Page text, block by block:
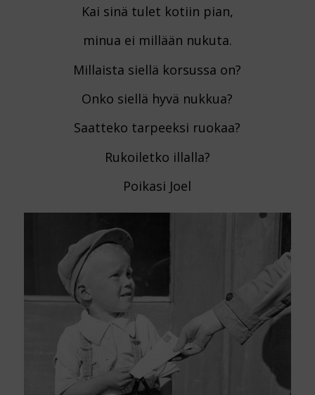
Kai sinä tulet kotiin pian,
minua ei millään nukuta.
Millaista siellä korsussa on?
Onko siellä hyvä nukkua?
Saatteko tarpeeksi ruokaa?
Rukoiletko illalla?
Poikasi Joel